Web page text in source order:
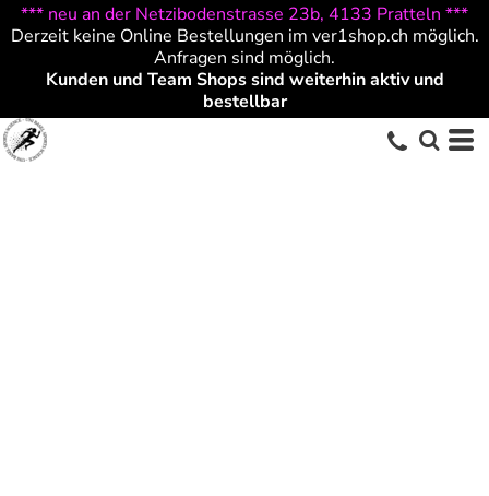
*** neu an der Netzibodenstrasse 23b, 4133 Pratteln ***
Derzeit keine Online Bestellungen im ver1shop.ch möglich.
Anfragen sind möglich.
Kunden und Team Shops sind weiterhin aktiv und
bestellbar